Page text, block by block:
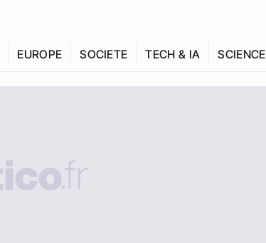
EUROPE SOCIETE TECH & IA SCIENCE